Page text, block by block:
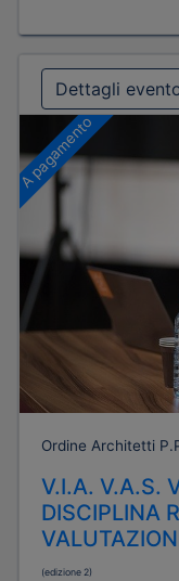
Dettagli
A pagamento
Ordine Architetti
V.I.A. V.A.S.
DISCIPLINA
(edizione 2)